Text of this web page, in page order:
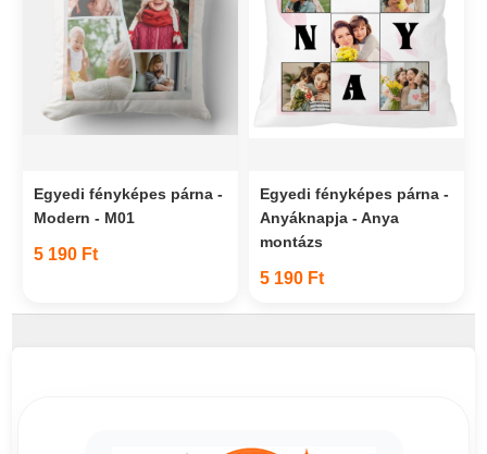
Egyedi fényképes párna -
Modern - M01
5 190 Ft
Egyedi fényképes párna -
Anyáknapja - Anya
montázs
5 190 Ft